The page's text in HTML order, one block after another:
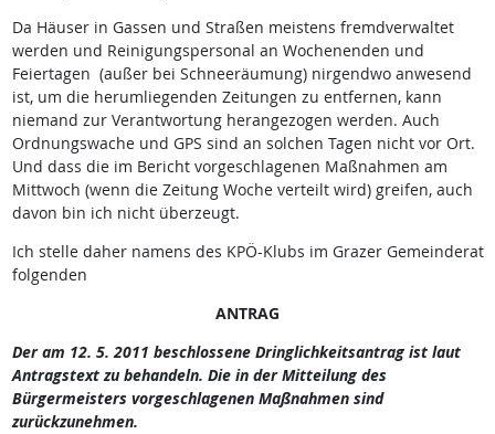
Da Häuser in Gassen und Straßen meistens fremdverwaltet
werden und Reinigungspersonal an Wochenenden und
Feiertagen (außer bei Schneeräumung) nirgendwo anwesend
ist, um die herumliegenden Zeitungen zu entfernen, kann
niemand zur Verantwortung herangezogen werden. Auch
Ordnungswache und GPS sind an solchen Tagen nicht vor Ort.
Und dass die im Bericht vorgeschlagenen Maßnahmen am
Mittwoch (wenn die Zeitung Woche verteilt wird) greifen, auch
davon bin ich nicht überzeugt.
Ich stelle daher namens des KPÖ-Klubs im Grazer Gemeinderat
folgenden
ANTRAG
Der am 12. 5. 2011 beschlossene Dringlichkeitsantrag ist laut
Antragstext zu behandeln. Die in der Mitteilung des
Bürgermeisters vorgeschlagenen Maßnahmen sind
zurückzunehmen.